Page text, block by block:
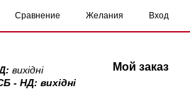
Сравнение Желания Вход
вихідні
- НД: вихідні
Мой заказ